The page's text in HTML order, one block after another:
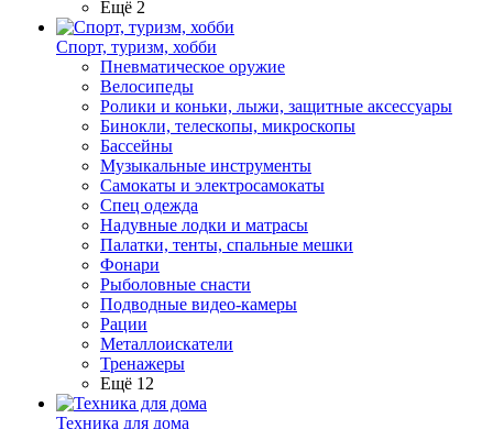
Ещё 2
Спорт, туризм, хобби
Пневматическое оружие
Велосипеды
Ролики и коньки, лыжи, защитные аксессуары
Бинокли, телескопы, микроскопы
Бассейны
Музыкальные инструменты
Самокаты и электросамокаты
Спец одежда
Надувные лодки и матрасы
Палатки, тенты, спальные мешки
Фонари
Рыболовные снасти
Подводные видео-камеры
Рации
Металлоискатели
Тренажеры
Ещё 12
Техника для дома